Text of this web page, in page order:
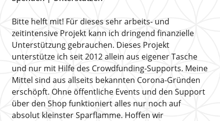
Bitte helft mit! Für dieses sehr arbeits- und
zeitintensive Projekt kann ich dringend finanzielle
Unterstützung gebrauchen. Dieses Projekt
unterstütze ich seit 2012 allein aus eigener Tasche
und nur mit Hilfe des Crowdfunding-Supports. Meine
Mittel sind aus allseits bekannten Corona-Gründen
erschöpft. Ohne öffentliche Events und den Support
über den Shop funktioniert alles nur noch auf
absolut kleinster Sparflamme. Hoffen wir